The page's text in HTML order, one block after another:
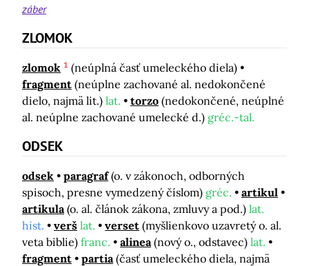
záber
ZLOMOK
zlomok 1 (neúplná časť umeleckého diela)
fragment (neúplne zachované al. nedokončené
dielo, najmä lit.) lat. torzo (nedokončené, neúplné
al. neúplne zachované umelecké d.) gréc.-tal.
ODSEK
odsek paragraf (o. v zákonoch, odborných
spisoch, presne vymedzený číslom) gréc.
artikul
artikula (o. al. článok zákona, zmluvy a pod.) lat.
hist.
verš lat. verset (myšlienkovo uzavretý o. al.
veta biblie) franc. alinea (nový o., odstavec) lat.
fragment
partia (časť umeleckého diela, najmä